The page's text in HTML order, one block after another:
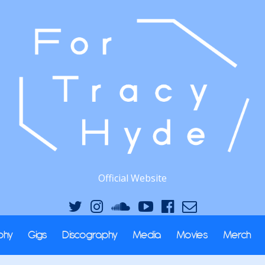
Official Website
Gigs Discography Media Movies Merch